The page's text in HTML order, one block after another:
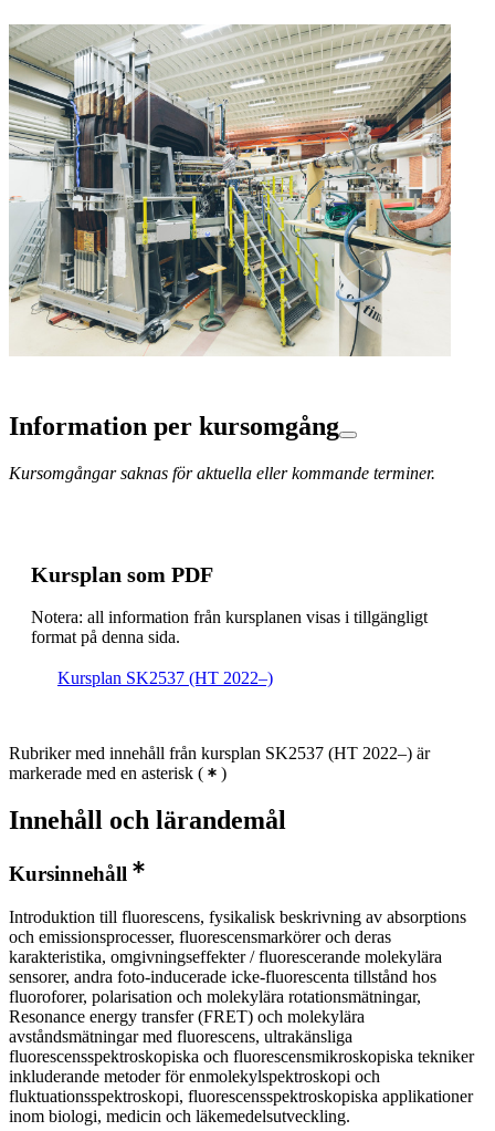
Information per kursomgång
Kursomgångar saknas för aktuella eller kommande terminer.
Kursplan som PDF
Notera: all information från kursplanen visas i tillgängligt
format på denna sida.
Kursplan SK2537 (HT 2022–)
Rubriker med innehåll från kursplan SK2537 (HT 2022–) är
markerade med en asterisk ( )
Innehåll och lärandemål
Kursinnehåll
Introduktion till fluorescens, fysikalisk beskrivning av absorptions
och emissionsprocesser, fluorescensmarkörer och deras
karakteristika, omgivningseffekter / fluorescerande molekylära
sensorer, andra foto-inducerade icke-fluorescenta tillstånd hos
fluoroforer, polarisation och molekylära rotationsmätningar,
Resonance energy transfer (FRET) och molekylära
avståndsmätningar med fluorescens, ultrakänsliga
fluorescensspektroskopiska och fluorescensmikroskopiska tekniker
inkluderande metoder för enmolekylspektroskopi och
fluktuationsspektroskopi, fluorescensspektroskopiska applikationer
inom biologi, medicin och läkemedelsutveckling.